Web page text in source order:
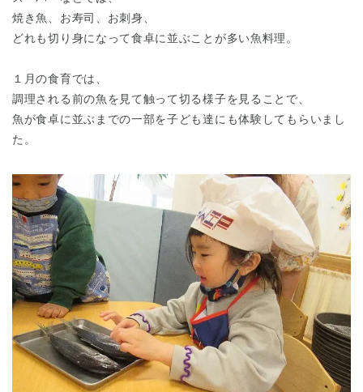
焼き魚、お寿司、お刺身、
どれも切り身になって食卓に並ぶことが多い魚料理。
１月の食育では、
調理される前の魚を見て触って切る様子を見ることで、
魚が食卓に並ぶまでの一部を子ども達にも体験してもらいまし
た。